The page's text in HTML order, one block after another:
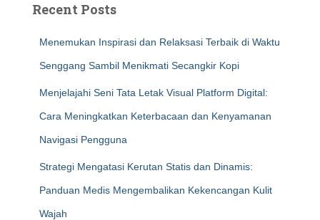
Recent Posts
Menemukan Inspirasi dan Relaksasi Terbaik di Waktu
Senggang Sambil Menikmati Secangkir Kopi
Menjelajahi Seni Tata Letak Visual Platform Digital:
Cara Meningkatkan Keterbacaan dan Kenyamanan
Navigasi Pengguna
Strategi Mengatasi Kerutan Statis dan Dinamis:
Panduan Medis Mengembalikan Kekencangan Kulit
Wajah